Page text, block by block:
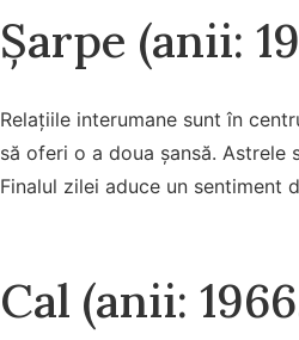
Șarpe (anii:
Relațiile interumane sunt în
să oferi o a doua șansă.
Finalul zilei aduce un sentiment
Cal (anii: